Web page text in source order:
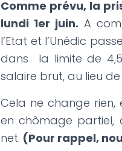
Comme prévu, la
lundi 1er juin. A
l’Etat et l’Unédic
dans la limite de 4,5
salaire brut, au lieu
Cela ne change rien,
en chômage partiel,
net. (Pour rappel,